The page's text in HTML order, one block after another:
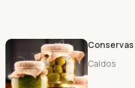
Conservas
Caldos